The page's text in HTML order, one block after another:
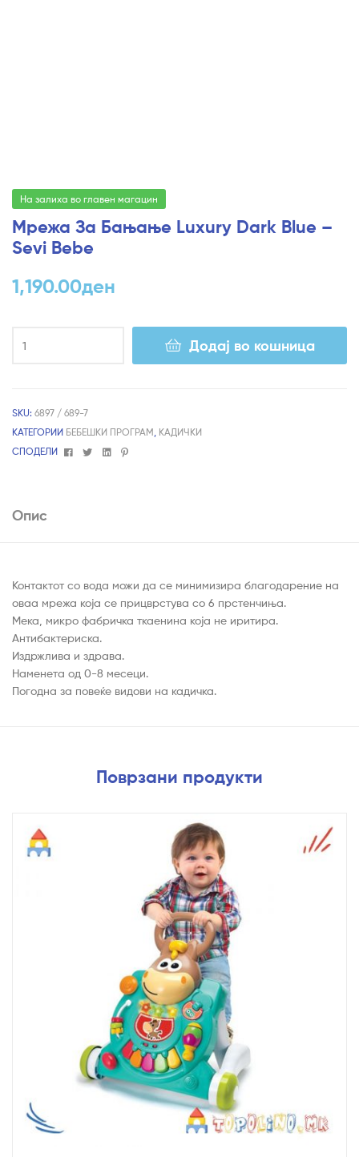
На залиха во главен магацин
Мрежа За Бањање Luxury Dark Blue –
Sevi Bebe
1,190.00ден
Додај во кошница
SKU: 6897 / 689-7
КАТЕГОРИИ БЕБЕШКИ ПРОГРАМ, КАДИЧКИ
СПОДЕЛИ
FacebookTwitterLinkedin
Pinterest
Опис
Контактот со вода можи да се минимизира благодарение на
оваа мрежа која се прицврстува со 6 прстенчиња.
Мека, микро фабричка ткаенина која не иритира.
Антибактериска.
Издржлива и здрава.
Наменета од 0-8 месеци.
Погодна за повеќе видови на кадичка.
Поврзани продукти